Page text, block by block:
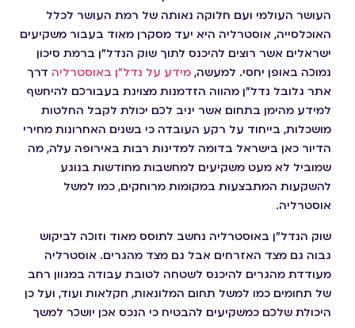
העושר העולמי ועם חלוקה נאותה של רמת העושר לכלל
האוכלסייה, אוסטרליה היא יעד מסקרן מאוד בעבור משקיעים
ישראלים אשר רוצים להיכנס לתוך שוק הנדל"ן ברמת סיכון
נמוכה באופן יחסי. למעשה, מידע על נדל"ן באוסטרליה דרך
אתר גלובל נדל"ן מהווה הזדמנות מצוינת בעבורכם להיחשף
למידע מהימן בתחום אשר יניב לכם יכולת לקבל החלטות
מושכלות, בייחוד על רקע העובדה כי בשנים האחרונות מחירי
הדיור כאן בישראל בדומה למדינות רבות באירופה עלה, מה
שמוביל לא מעט משקיעים למחשבות מחודשות בנוגע
להשקעות המתבצעות במקומות מרוחקים, כמו למשל
אוסטרליה.
שוק הנדל"ן באוסטרליה נחשב לתוסס מאוד וזוכה לביקוש
גבוה גם מצד האזרחים אבל גם מצד מהגרים. אוסטרליה
מעודדת מהגרים להיכנס לשטחה לטובת עבודה במגוון רחב
של תחומים כמו למשל תחום המלונאות, חקלאות ועוד, ועל כן
היכולת שלכם כמשקיעים להבטיח כי הנכס אכן יושכר למשך